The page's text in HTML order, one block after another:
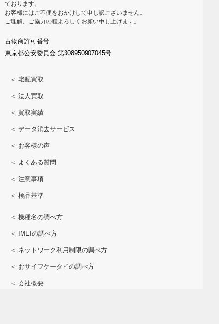
ております。
お客様にはご不便をおかけして申し訳ございません。
ご理解、ご協力の程よろしくお願い申し上げます。
古物商許可番号
東京都公安委員会 第308950907045号
＜ 宅配買取
＜ 法人買取
＜ 買取実績
＜ データ消去サービス
＜ お客様の声
＜ よくある質問
＜ 注意事項
＜ 検品基準
＜ 機種名の調べ方
＜ IMEIの調べ方
＜ ネットワーク利用制限の調べ方
＜ おサイフケータイの調べ方
＜ 会社概要